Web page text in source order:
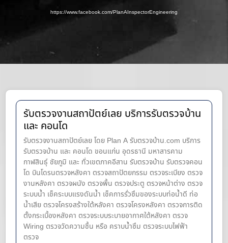
https://www.facebook.com/PlanAInspectorEngineering
รับตรวจงานสถาปัตย์เลย บริการรับตรวจบ้าน
และ คอนโด
รับตรวจงานสถาปัตย์เลย โดย Plan A รับตรวจบ้าน.com บริการ
รับตรวจบ้าน และ คอนโด ขอนแก่น อุดรธานี มหาสารคาม
กาฬสินธุ์ ชัยภูมิ และ ทั่วเขตภาคอีสาน รับตรวจบ้าน รับตรวจคอน
โด บินโดรนตรวจหลังคา ตรวจสถาปัตยกรรม ตรวจระเบียง ตรวจ
งานหลังคา ตรวจผนัง ตรวจพื้น ตรวจประตู ตรวจหน้าต่าง​ ตรวจ
ระบบน้ำ เช็คระบบแรงดันน้ำ เช็คการรั่วซึมของระบบท่อน้ำ​ดี ท่อ
น้ำ​เสีย ตรวจโครงสร้างใต้หลังคา ตรวจโครงหลังคา ตรวจการติด
ตั้งกระเบื้องหลังคา ตรวจระบบระบายอากาศใต้หลังคา ตรวจ
Wiring ตรวจวัดความชื้น หรือ คราบน้ำซึม ตรวจระบบไฟฟ้า
ตรวจ